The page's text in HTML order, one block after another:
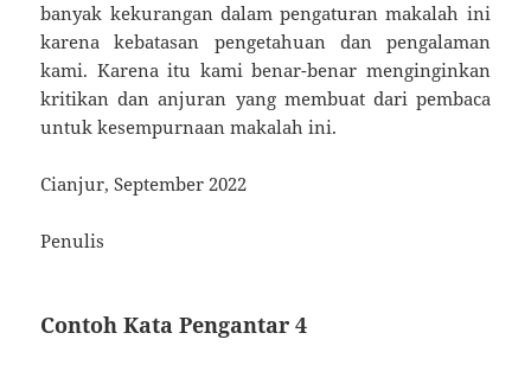
banyak kekurangan dalam pengaturan makalah ini
karena kebatasan pengetahuan dan pengalaman
kami. Karena itu kami benar-benar menginginkan
kritikan dan anjuran yang membuat dari pembaca
untuk kesempurnaan makalah ini.
Cianjur, September 2022
Penulis
Contoh Kata Pengantar 4